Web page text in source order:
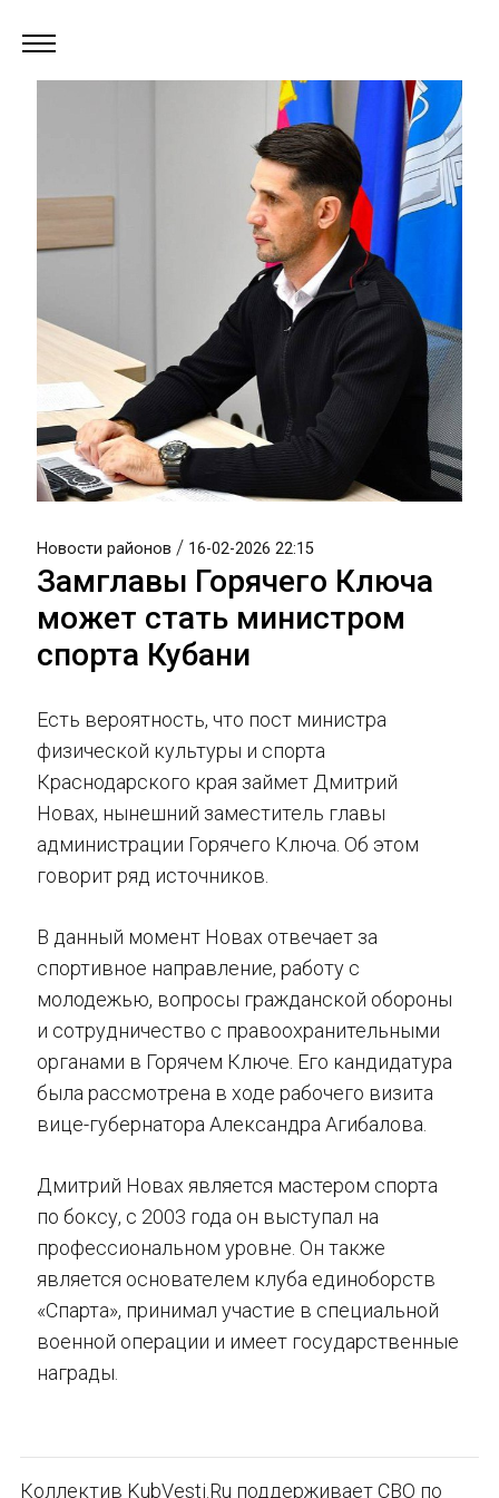
Новости районов / 16-02-2026 22:15
Замглавы Горячего Ключа
может стать министром
спорта Кубани
Есть вероятность, что пост министра
физической культуры и спорта
Краснодарского края займет Дмитрий
Новах, нынешний заместитель главы
администрации Горячего Ключа. Об этом
говорит ряд источников.
В данный момент Новах отвечает за
спортивное направление, работу с
молодежью, вопросы гражданской обороны
и сотрудничество с правоохранительными
органами в Горячем Ключе. Его кандидатура
была рассмотрена в ходе рабочего визита
вице-губернатора Александра Агибалова.
Дмитрий Новах является мастером спорта
по боксу, с 2003 года он выступал на
профессиональном уровне. Он также
является основателем клуба единоборств
«Спарта», принимал участие в специальной
военной операции и имеет государственные
награды.
Коллектив KubVesti.Ru поддерживает СВО по